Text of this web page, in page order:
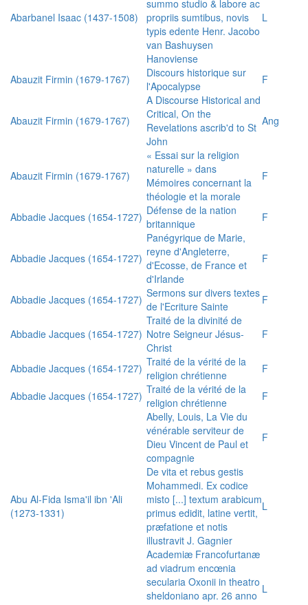
Abarbanel Isaac (1437-1508)
summo studio & labore ac
propriis sumtibus, novis
typis edente Henr. Jacobo
van Bashuysen
Hanoviense
L
Abauzit Firmin (1679-1767)
Discours historique sur
l'Apocalypse
F
Abauzit Firmin (1679-1767)
A Discourse Historical and
Critical, On the
Revelations ascrib'd to St
John
Ang
Abauzit Firmin (1679-1767)
« Essai sur la religion
naturelle » dans
Mémoires concernant la
théologie et la morale
F
Abbadie Jacques (1654-1727) Défense de la nation
britannique
F
Abbadie Jacques (1654-1727)
Panégyrique de Marie,
reyne d'Angleterre,
d'Ecosse, de France et
d'Irlande
F
Abbadie Jacques (1654-1727) Sermons sur divers textes
de l'Ecriture Sainte
F
Abbadie Jacques (1654-1727)
Traité de la divinité de
Notre Seigneur Jésus-
Christ
F
Abbadie Jacques (1654-1727) Traité de la vérité de la
religion chrétienne
F
Abbadie Jacques (1654-1727) Traité de la vérité de la
religion chrétienne
F
Abelly, Louis, La Vie du
vénérable serviteur de
Dieu Vincent de Paul et
compagnie
F
Abu Al-Fida Isma'il ibn 'Ali
(1273-1331)
De vita et rebus gestis
Mohammedi. Ex codice
misto [...] textum arabicum
primus edidit, latine vertit,
præfatione et notis
illustravit J. Gagnier
L
Academiæ Francofurtanæ
ad viadrum encœnia
secularia Oxonii in theatro
sheldoniano apr. 26 anno L